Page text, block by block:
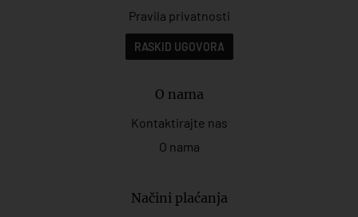
Pravila privatnosti
RASKID UGOVORA
O nama
Kontaktirajte nas
O nama
Načini plaćanja